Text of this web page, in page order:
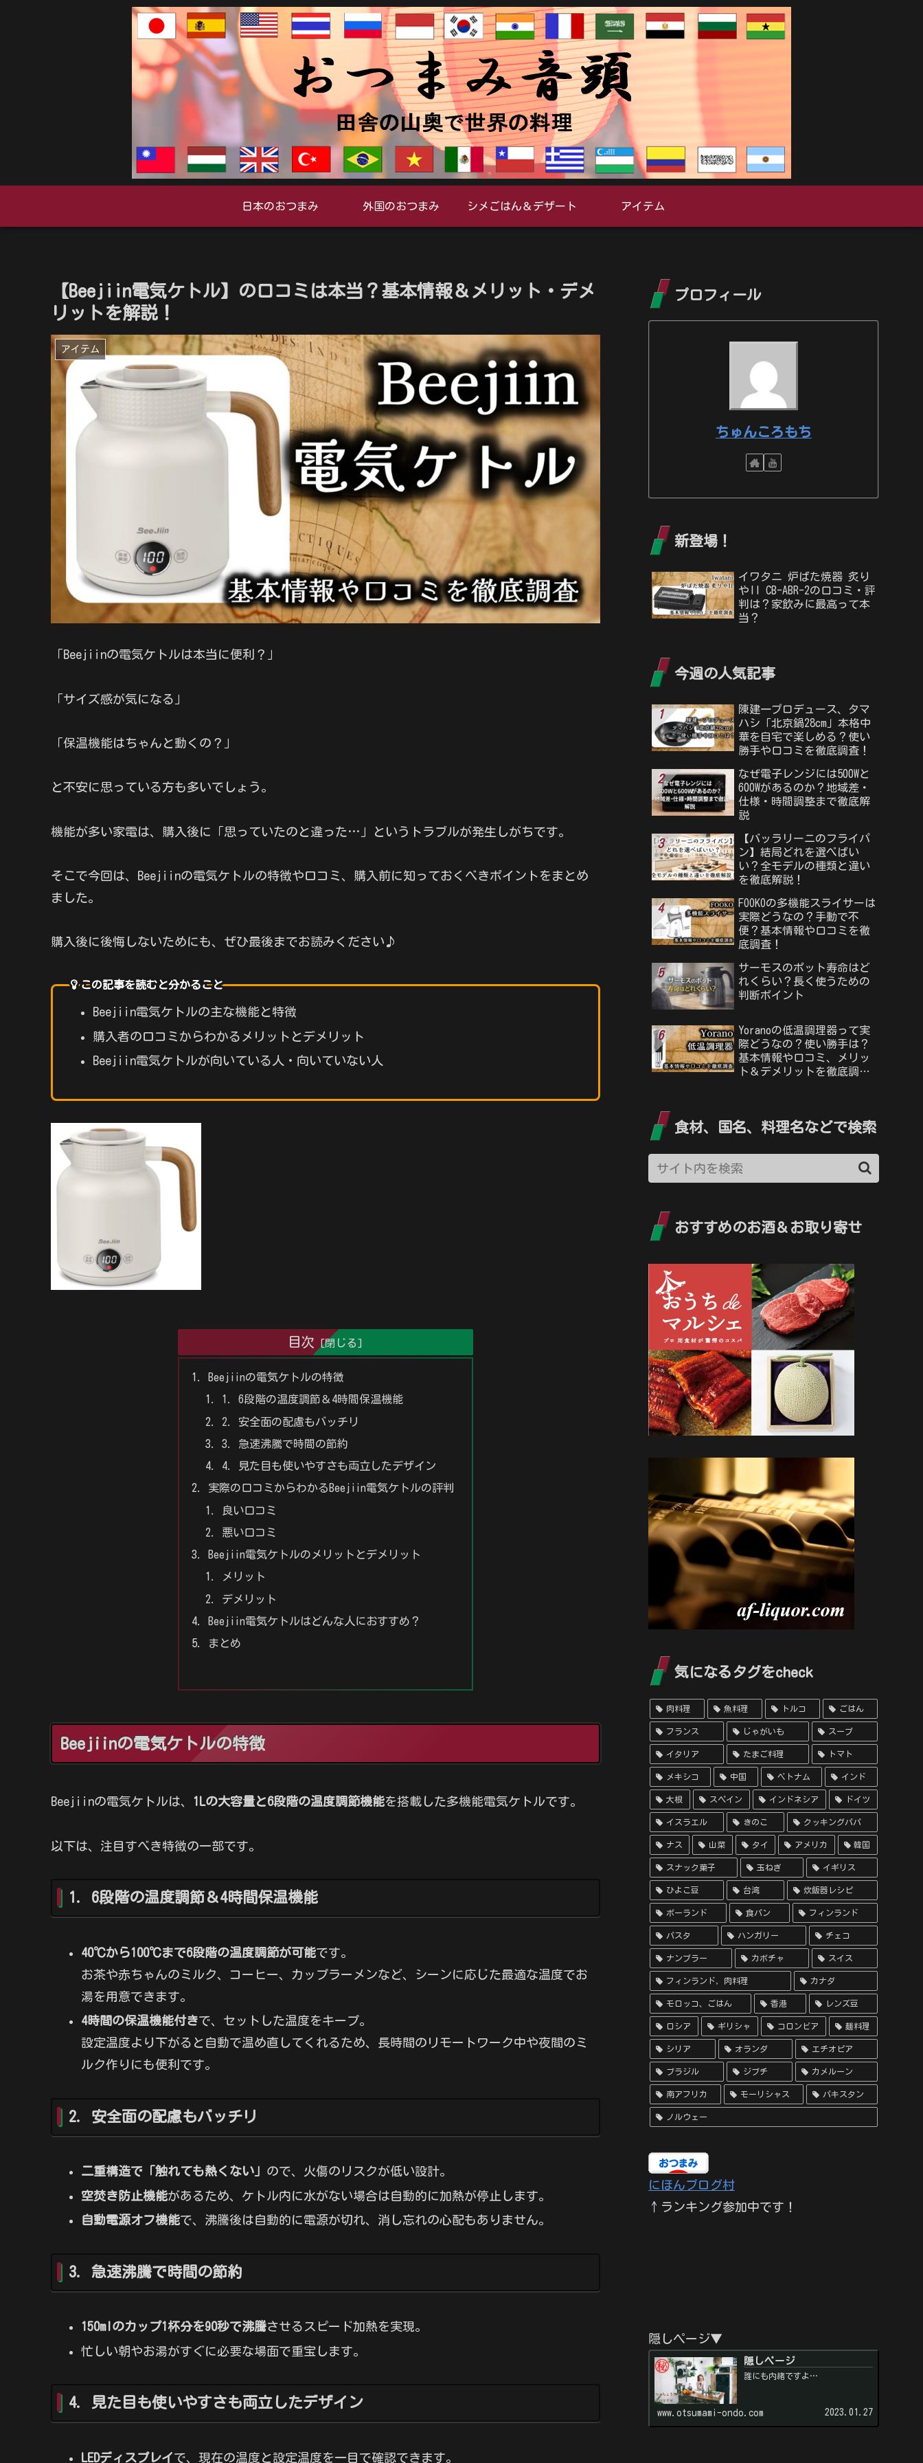
日本のおつまみ 外国のおつまみ シメごはん＆デザート アイテム
【Beejiin電気ケトル】の口コミは本当？基本情報＆メリット・デメ
リットを解説！
アイテム
「Beejiinの電気ケトルは本当に便利？」
「サイズ感が気になる」
「保温機能はちゃんと動くの？」
と不安に思っている方も多いでしょう。
機能が多い家電は、購入後に「思っていたのと違った…」というトラブルが発生しがちです。
そこで今回は、Beejiinの電気ケトルの特徴や口コミ、購入前に知っておくべきポイントをまとめ
ました。
購入後に後悔しないためにも、ぜひ最後までお読みください♪
この記事を読むと分かること
Beejiin電気ケトルの主な機能と特徴
購入者の口コミからわかるメリットとデメリット
Beejiin電気ケトルが向いている人・向いていない人
目次
Beejiinの電気ケトルの特徴
1. 6段階の温度調節＆4時間保温機能
2. 安全面の配慮もバッチリ
3. 急速沸騰で時間の節約
4. 見た目も使いやすさも両立したデザイン
実際の口コミからわかるBeejiin電気ケトルの評判
良い口コミ
悪い口コミ
Beejiin電気ケトルのメリットとデメリット
メリット
デメリット
Beejiin電気ケトルはどんな人におすすめ？
まとめ
Beejiinの電気ケトルの特徴
Beejiinの電気ケトルは、 1Lの大容量と6段階の温度調節機能を搭載した多機能電気ケトルです。
以下は、注目すべき特徴の一部です。
1. 6段階の温度調節＆4時間保温機能
40℃から100℃まで6段階の温度調節が可能です。
お茶や赤ちゃんのミルク、コーヒー、カップラーメンなど、シーンに応じた最適な温度でお
湯を用意できます。
4時間の保温機能付きで、セットした温度をキープ。
設定温度より下がると自動で温め直してくれるため、長時間のリモートワーク中や夜間のミ
ルク作りにも便利です。
2. 安全面の配慮もバッチリ
二重構造で「触れても熱くない」 ので、火傷のリスクが低い設計。
空焚き防止機能があるため、ケトル内に水がない場合は自動的に加熱が停止します。
自動電源オフ機能で、沸騰後は自動的に電源が切れ、消し忘れの心配もありません。
3. 急速沸騰で時間の節約
150mlのカップ1杯分を90秒で沸騰させるスピード加熱を実現。
忙しい朝やお湯がすぐに必要な場面で重宝します。
4. 見た目も使いやすさも両立したデザイン
LEDディスプレイで、現在の温度と設定温度を一目で確認できます。
プロフィール
ちゅんころもち
新登場！
イワタニ 炉ばた焼器 炙り
やII CB-ABR-2の口コミ・評
判は？家飲みに最高って本
当？
今週の人気記事
陳建一プロデュース、タマ
ハシ「北京鍋28cm」本格中
華を自宅で楽しめる？使い
勝手や口コミを徹底調査！
なぜ電子レンジには500Wと
600Wがあるのか？地域差・
仕様・時間調整まで徹底解
説
【バッラリーニのフライパ
ン】結局どれを選べばい
い？全モデルの種類と違い
を徹底解説！
FOOKOの多機能スライサーは
実際どうなの？手動で不
便？基本情報や口コミを徹
底調査！
サーモスのポット寿命はど
れくらい？長く使うための
判断ポイント
Yoranoの低温調理器って実
際どうなの？使い勝手は？
基本情報や口コミ、メリッ
ト＆デメリットを徹底調
食材、国名、料理名などで検索
おすすめのお酒＆お取り寄せ
気になるタグをcheck
肉料理 魚料理 トルコ ごはん
フランス じゃがいも スープ
イタリア たまご料理 トマト
メキシコ 中国 ベトナム インド
大根 スペイン インドネシア ドイツ
イスラエル きのこ クッキングパパ
ナス 山菜 タイ アメリカ 韓国
スナック菓子 玉ねぎ イギリス
ひよこ豆 台湾 炊飯器レシピ
ポーランド 食パン フィンランド
パスタ ハンガリー チェコ
ナンプラー カボチャ スイス
フィンランド，肉料理 カナダ
モロッコ、ごはん 香港 レンズ豆
ロシア ギリシャ コロンビア 麺料理
シリア オランダ エチオピア
ブラジル ジブチ カメルーン
南アフリカ モーリシャス パキスタン
ノルウェー
にほんブログ村
↑ランキング参加中です！
隠しページ▼
隠しページ
誰にも内緒ですよ…
www.otsumami-ondo.com 2023.01.27